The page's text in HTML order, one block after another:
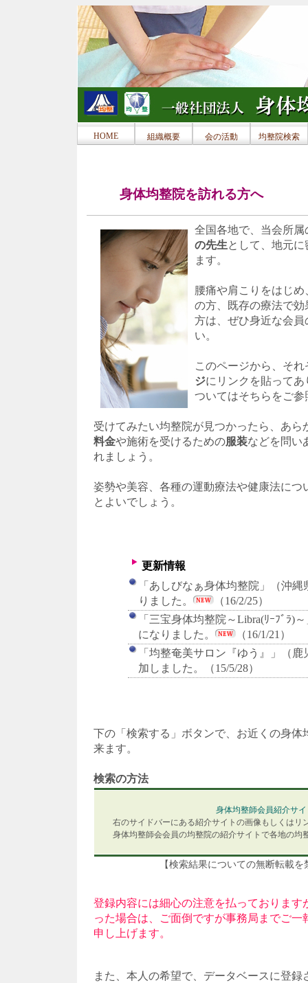
HOME 組織概要 会の活動 均整院検索
身体均整院を訪れる方へ
全国各地で、当会所
の先生として、地元
ます。
腰痛や肩こりをはじ
の方、既存の療法で
方は、ぜひ身近な会
い。
このページから、それ
ジにリンクを貼って
ついてはそちらをご
受けてみたい均整院が見つかったら、あら
料金や施術を受けるための服装などを問い
れましょう。
姿勢や美容、各種の運動療法や健康法につ
とよいでしょう。
更新情報
「あしびなぁ身体均整院」（沖
りました。
（16/2/25）
「三宝身体均整院～Libra(ﾘｰﾌﾞﾗ)
になりました。
（16/1/21）
「均整奄美サロン『ゆう』」（
加しました。（15/5/28）
下の「検索する」ボタンで、お近くの身体
来ます。
検索の方法
身体均整師会員紹介サ
右のサイドバーにある紹介サイトの画像もしくはリ
身体均整師会会員の均整院の紹介サイトで各地の均
【検索結果についての無断転載
登録内容には細心の注意を払っております
った場合は、ご面倒ですが事務局までご
申し上げます。
また、本人の希望で、データベースに登